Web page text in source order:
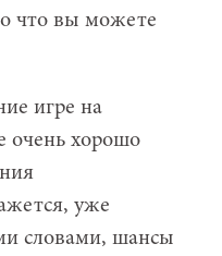
что вы можете
игре на
очень хорошо
уже
словами, шансы